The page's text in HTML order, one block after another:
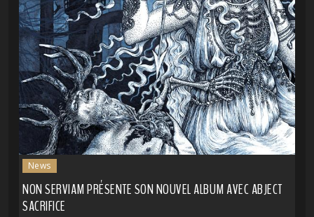
News
NON SERVIAM PRÉSENTE SON NOUVEL ALBUM AVEC ABJECT
SACRIFICE